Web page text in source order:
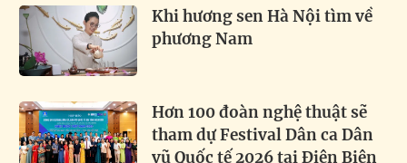
Khi hương sen Hà Nội tìm về
phương Nam
Hơn 100 đoàn nghệ thuật sẽ
tham dự Festival Dân ca Dân
vũ Quốc tế 2026 tại Điện Biên